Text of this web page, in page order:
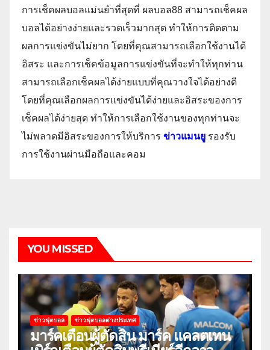
การเช็คผลบอลแม่นยำที่สุดที่ ผลบอล88 สามารถเช็คผล
บอลได้อย่างง่ายและรวดเร็วมากสุด ทำให้การติดตาม
ผลการแข่งขันไม่ยาก โดยที่คุณสามารถเลือกใช้งานได้
อิสระ และการเช็คข้อมูลการแข่งขันที่จะทำให้ทุกท่าน
สามารถเลือกเช็คผลได้ง่ายแบบที่คุณวางใจได้อย่างดี
โดยที่คุณเลือกผลการแข่งขันได้ง่ายและอิสระของการ
เช็คผลได้ง่ายสุด ทำให้การเลือกใช้งานของทุกท่านจะ
ไม่พลาดมีอิสระของการให้บริการ ข่าวแมนยู รองรับ
การใช้งานผ่านมือถือและคอม
YOU MISSED
ข่าวฟุตบอล ข่าวฟุตบอลต่างประเทศ
มาร์คเตือนผู้ตัดสิน มาร์ค แคลตเทน